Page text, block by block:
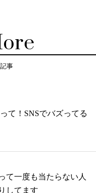
事
て！SNSでバズってる
て一度も当たらない人
してます